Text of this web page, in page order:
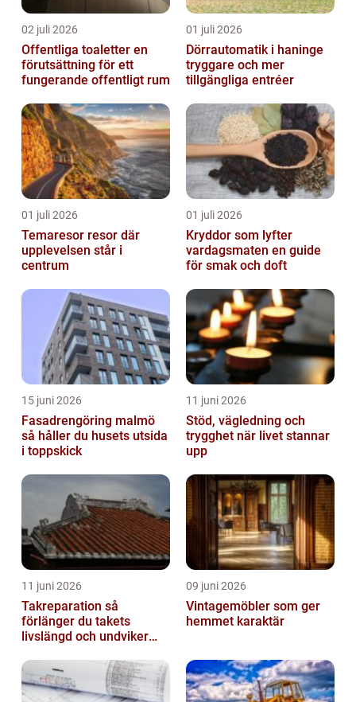
02 juli 2026
Offentliga toaletter en
förutsättning för ett
fungerande offentligt rum
01 juli 2026
Dörrautomatik i haninge
tryggare och mer
tillgängliga entréer
01 juli 2026
Temaresor resor där
upplevelsen står i
centrum
01 juli 2026
Kryddor som lyfter
vardagsmaten en guide
för smak och doft
15 juni 2026
Fasadrengöring malmö
så håller du husets utsida
i toppskick
11 juni 2026
Stöd, vägledning och
trygghet när livet stannar
upp
11 juni 2026
Takreparation så
förlänger du takets
livslängd och undviker
09 juni 2026
Vintagemöbler som ger
hemmet karaktär